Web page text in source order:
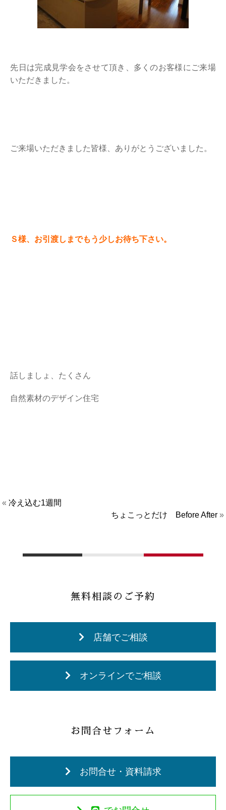
先日は完成見学会をさせて頂き、多くのお客様にご来場
いただきました。
ご来場いただきました皆様、ありがとうございました。
Ｓ様、お引渡しまでもう少しお待ち下さい。
話しましょ、たくさん
自然素材のデザイン住宅
«冷え込む1週間
ちょこっとだけ Before After»
無料相談のご予約
店舗でご相談
オンラインでご相談
お問合せフォーム
お問合せ・資料請求